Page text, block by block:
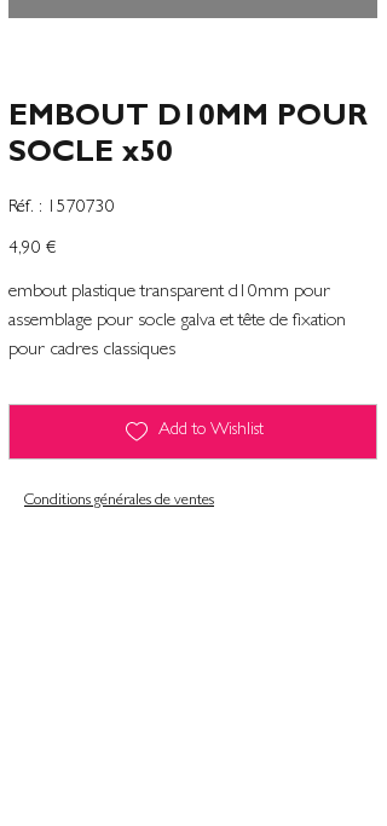
EMBOUT D10MM POUR
SOCLE x50
Réf. :
SKU
1570730
1570730
Precio
4,90 €
embout plastique transparent d10mm pour
assemblage pour socle galva et tête de fixation
pour cadres classiques
Add to Wishlist
Conditions générales de ventes